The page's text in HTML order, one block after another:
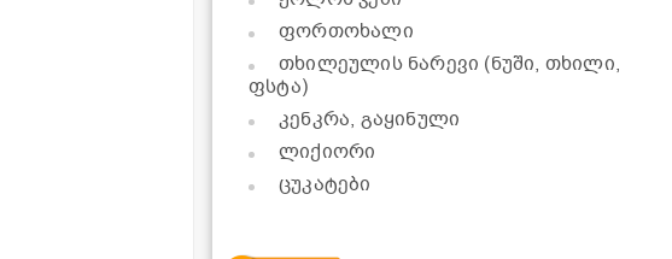
ფორთოხალი
თხილეულის ნარევი (ნუში, თხილი,
ფსტა)
კენკრა, გაყინული
ლიქიორი
ცუკატები